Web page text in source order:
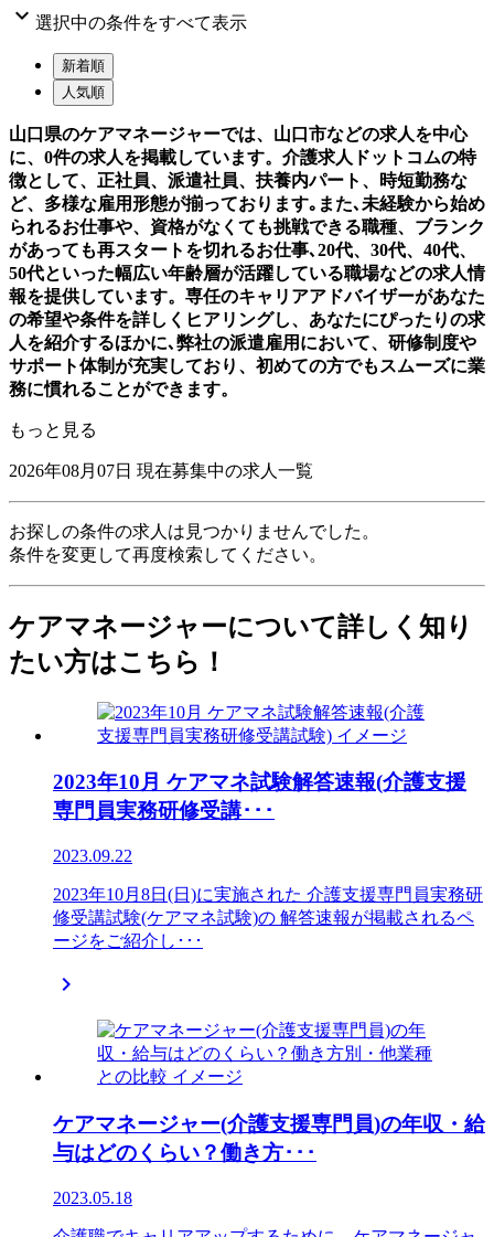
 選択中の条件をすべて表示
新着順
人気順
山口県のケアマネージャーでは、山口市などの求人を中心
に、0件の求人を掲載しています。介護求人ドットコムの特
徴として、正社員、派遣社員、扶養内パート、時短勤務な
ど、多様な雇用形態が揃っております｡また､未経験から始め
られるお仕事や、資格がなくても挑戦できる職種、ブランク
があっても再スタートを切れるお仕事､20代、30代、40代、
50代といった幅広い年齢層が活躍している職場などの求人情
報を提供しています。専任のキャリアアドバイザーがあなた
の希望や条件を詳しくヒアリングし、あなたにぴったりの求
人を紹介するほかに､弊社の派遣雇用において、研修制度や
サポート体制が充実しており、初めての方でもスムーズに業
務に慣れることができます。
もっと見る
2026年08月07日 現在募集中の求人一覧
お探しの条件の求人は見つかりませんでした。
条件を変更して再度検索してください。
ケアマネージャーについて詳しく知り
たい方はこちら！
2023年10月 ケアマネ試験解答速報(介護支援
専門員実務研修受講･･･
2023.09.22
2023年10月8日(日)に実施された 介護支援専門員実務研
修受講試験(ケアマネ試験)の 解答速報が掲載されるペ
ージをご紹介し･･･

ケアマネージャー(介護支援専門員)の年収・給
与はどのくらい？働き方･･･
2023.05.18